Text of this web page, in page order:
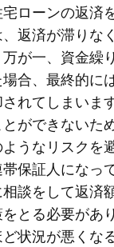
ローンの返済
返済が滞りな
が一、資金繰
合、最終的に
れてしまいま
ができないた
うなリスクを
保証人になっ
談をして返済
とる必要があ
状況が悪くな